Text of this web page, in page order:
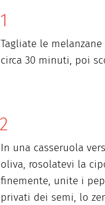
Tagliate le
circa 30 minuti, poi
In una casseruola
oliva, rosolatevi la
finemente, unite i
privati dei semi, lo